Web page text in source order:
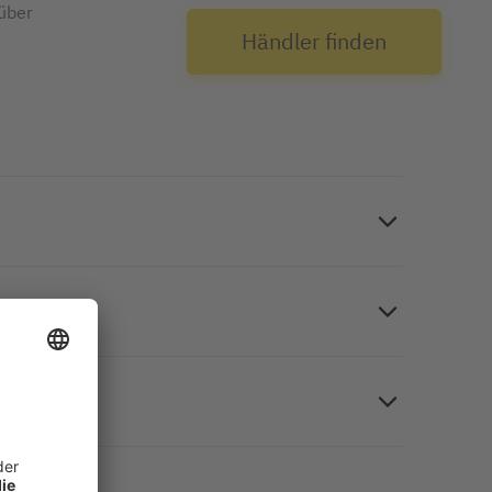
Händler finden
im Format A5 (Edelkarton für